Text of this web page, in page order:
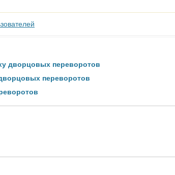
дворцовых переворотов
переворотов